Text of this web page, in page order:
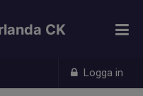
Logga in
CK